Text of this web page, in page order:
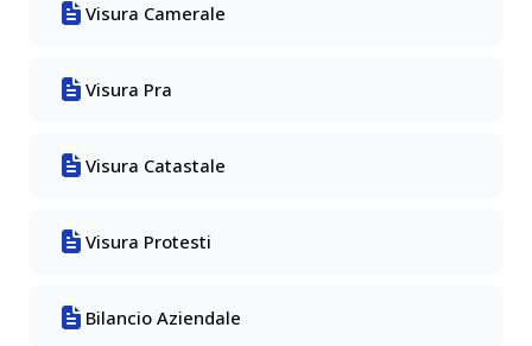
Visura Camerale
Visura Pra
Visura Catastale
Visura Protesti
Bilancio Aziendale